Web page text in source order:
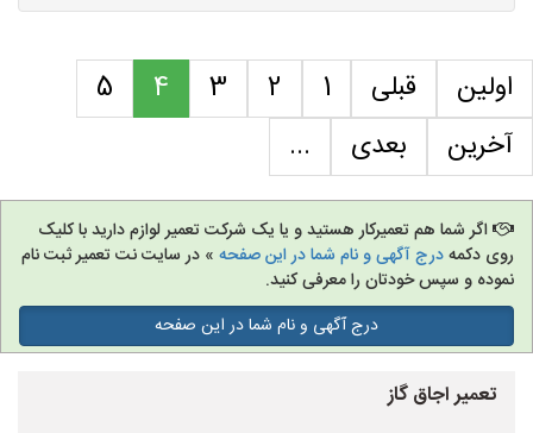
اولین قبلی 1
2
3
4
5
...
بعدی آخرین
اگر شما هم تعمیرکار هستید و یا یک شرکت تعمیر لوازم دارید با کلیک
روی دکمهدرج آگهی و نام شما در این صفحه » در سایت نت تعمیر ثبت نام
نموده و سپس خودتان را معرفی کنید.
درج آگهی و نام شما در این صفحه
تعمیر اجاق گاز